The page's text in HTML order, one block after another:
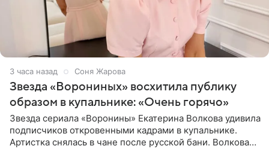
3 часа назад Соня Жарова
Звезда «Ворониных» восхитила публику
образом в купальнике: «Очень горячо»
Звезда сериала «Воронины» Екатерина Волкова удивила
подписчиков откровенными кадрами в купальнике.
Артистка снялась в чане после русской бани. Волкова